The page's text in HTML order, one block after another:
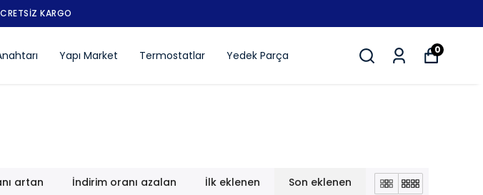
KARGO
Yapı Market Termostatlar Yedek Parça 0
artan İndirim oranı azalan İlk eklenen Son eklenen